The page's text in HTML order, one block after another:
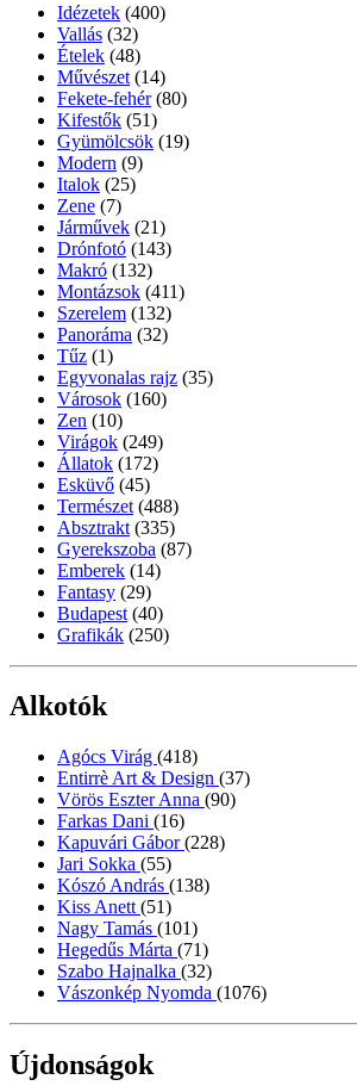
Idézetek (400)
Vallás (32)
Ételek (48)
Művészet (14)
Fekete-fehér (80)
Kifestők (51)
Gyümölcsök (19)
Modern (9)
Italok (25)
Zene (7)
Járművek (21)
Drónfotó (143)
Makró (132)
Montázsok (411)
Szerelem (132)
Panoráma (32)
Tűz (1)
Egyvonalas rajz (35)
Városok (160)
Zen (10)
Virágok (249)
Állatok (172)
Esküvő (45)
Természet (488)
Absztrakt (335)
Gyerekszoba (87)
Emberek (14)
Fantasy (29)
Budapest (40)
Grafikák (250)
Alkotók
Agócs Virág (418)
Entirrè Art & Design (37)
Vörös Eszter Anna (90)
Farkas Dani (16)
Kapuvári Gábor(228)
Jari Sokka (55)
Kószó András (138)
Kiss Anett (51)
Nagy Tamás (101)
Hegedűs Márta (71)
Szabo Hajnalka (32)
Vászonkép Nyomda (1076)
Újdonságok